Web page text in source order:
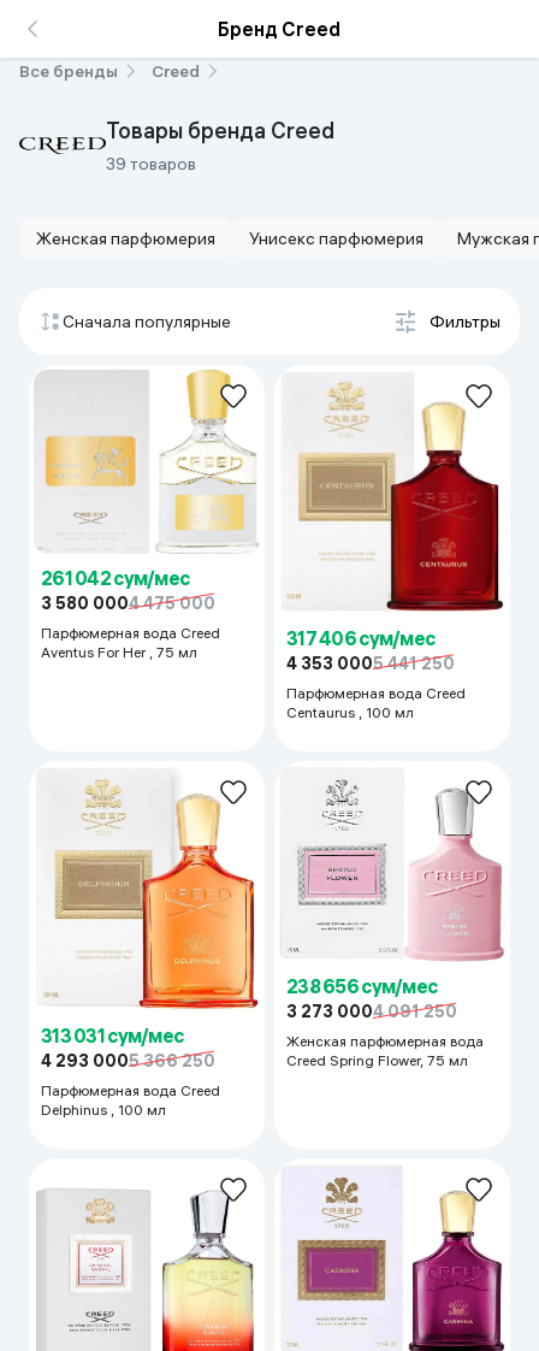
Бренд Creed
Все бренды Creed
Товары бренда Creed
39 товаров
Женская парфюмерия Унисекс парфюмерия Мужская
Сначала популярные Фильтры
261 042 сум/мес
3 580 0004 475 000
Парфюмерная вода Creed
Aventus For Her , 75 мл
317 406 сум/мес
4 353 0005 441 250
Парфюмерная вода Creed
Centaurus , 100 мл
313 031 сум/мес
4 293 0005 366 250
Парфюмерная вода Creed
Delphinus , 100 мл
238 656 сум/мес
3 273 0004 091 250
Женская парфюмерная вода
Creed Spring Flower, 75 мл